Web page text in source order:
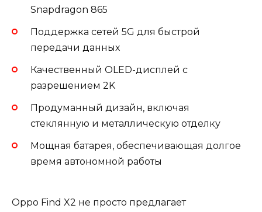
Snapdragon 865
Поддержка сетей 5G для быстрой
передачи данных
Качественный OLED-дисплей с
разрешением 2K
Продуманный дизайн, включая
стеклянную и металлическую отделку
Мощная батарея, обеспечивающая долгое
время автономной работы
Oppo Find X2 не просто предлагает